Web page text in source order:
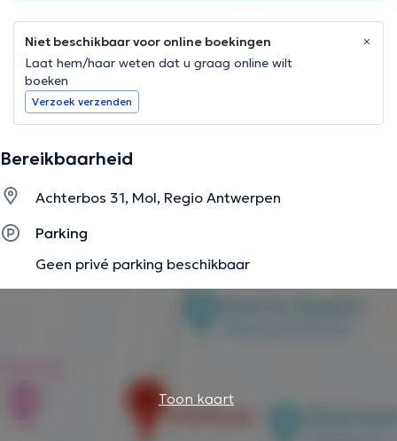
Niet beschikbaar voor online boekingen
Laat hem/haar weten dat u graag online wilt
boeken
Verzoek verzenden
Bereikbaarheid
Achterbos 31, Mol, Regio Antwerpen
Parking
Geen privé parking beschikbaar
Toon kaart